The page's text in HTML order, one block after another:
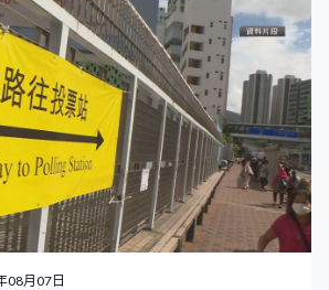
專家報告。對於宏福苑起火和蔓延原
公開多張相片，指工地吸煙及不當處
個地點都發現吸煙的證據，包括宏昌
米的雜物中有兩個煙蒂及大量燒焦的紙
苑大維修，竹棚、棚網、發泡膠板、帆
的可燃「外殼」，提供充足的燃料來
燼及雜物引燃。當微小火源持續沿着非
落物引燃其他物料大幅加劇火勢。委員
果宏福苑的棚網及帆布具備阻燃性能，
專家提出，目前法例要求建築物外牆
臨時工程卻獲准使用，導致翻新或維
08月07日